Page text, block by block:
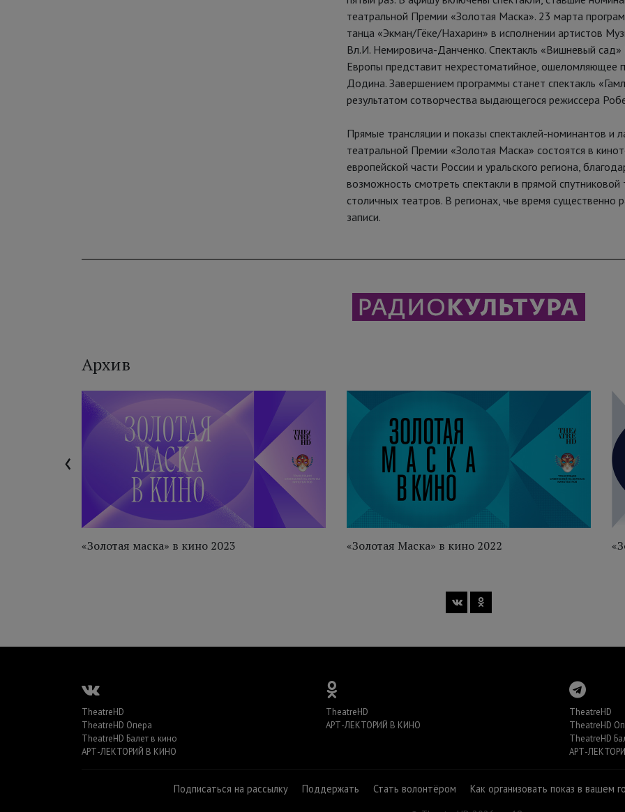
театральной Премии «Золотая Маска». 23 марта
танца «Экман/Гёке/Нахарин» в исполнении артистов
Вл.И. Немировича-Данченко. Спектакль «Вишневый
Европы представит нехрестоматийное, ошеломляющее
Додина. Завершением программы станет спектакль
результатом сотворчества выдающегося режиссера
Прямые трансляции и показы спектаклей-номинантов и
театральной Премии «Золотая Маска» состоятся в
европейской части России и уральского региона,
возможность смотреть спектакли в прямой
столичных театров. В регионах, чье время существенно
записи.
Архив
«Золотая маска» в кино 2023 «Золотая Маска» в кино 2022
‹
TheatreHD
TheatreHD Опера
TheatreHD Балет в кино
АРТ-ЛЕКТОРИЙ В КИНО
TheatreHD
АРТ-ЛЕКТОРИЙ В КИНО
TheatreHD
TheatreHD
TheatreHD
АРТ-
Подписаться на рассылку Поддержать Стать волонтёром Как организовать показ в вашем